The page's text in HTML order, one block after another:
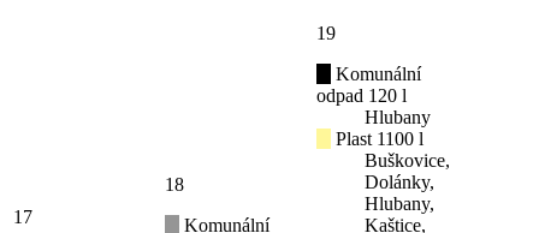
17
18
Komunální
19
Komunální
odpad 120 l
Hlubany
Plast 1100 l
Buškovice,
Dolánky,
Hlubany,
Kaštice,